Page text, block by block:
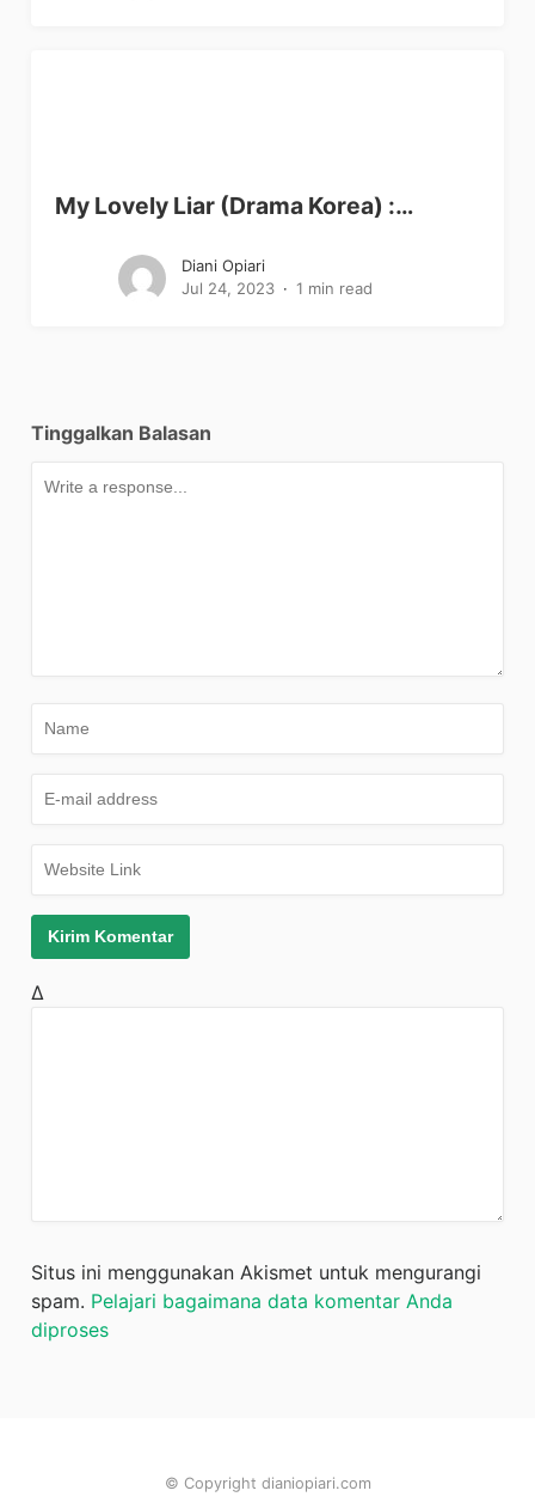
My Lovely Liar (Drama Korea) :…
Diani Opiari
Jul 24, 2023
1 min read
Tinggalkan Balasan
Δ
Situs ini menggunakan Akismet untuk mengurangi
spam. Pelajari bagaimana data komentar Anda
diproses
© Copyright dianiopiari.com